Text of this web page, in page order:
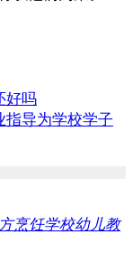
好吗
指导为学校学子